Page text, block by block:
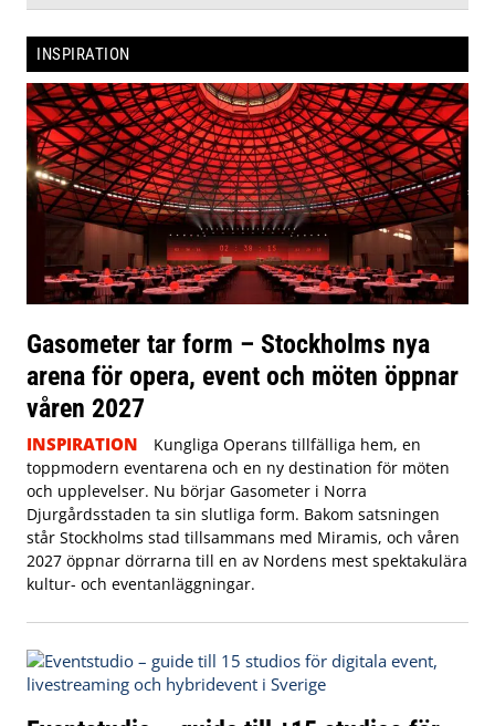
INSPIRATION
Gasometer tar form – Stockholms nya
arena för opera, event och möten öppnar
våren 2027
INSPIRATION
Kungliga Operans tillfälliga hem, en
toppmodern eventarena och en ny destination för möten
och upplevelser. Nu börjar Gasometer i Norra
Djurgårdsstaden ta sin slutliga form. Bakom satsningen
står Stockholms stad tillsammans med Miramis, och våren
2027 öppnar dörrarna till en av Nordens mest spektakulära
kultur- och eventanläggningar.